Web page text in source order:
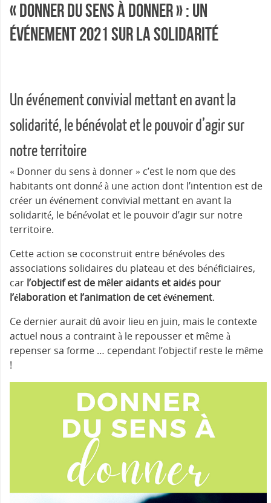
« Donner du sens à donner » : un
événement 2021 sur la solidarité
Un événement convivial mettant en avant la
solidarité, le bénévolat et le pouvoir d’agir sur
notre territoire
« Donner du sens à donner » c’est le nom que des
habitants ont donné à une action dont l’intention est de
créer un événement convivial mettant en avant la
solidarité, le bénévolat et le pouvoir d’agir sur notre
territoire.
Cette action se coconstruit entre bénévoles des
associations solidaires du plateau et des bénéficiaires,
car l’objectif est de mêler aidants et aidés pour
l’élaboration et l’animation de cet événement.
Ce dernier aurait dû avoir lieu en juin, mais le contexte
actuel nous a contraint à le repousser et même à
repenser sa forme … cependant l’objectif reste le même
!